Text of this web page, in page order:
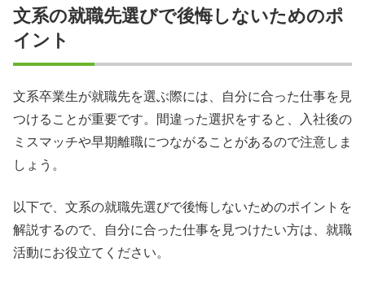
文系の就職先選びで後悔しないためのポ
イント
文系卒業生が就職先を選ぶ際には、自分に合った仕事を見
つけることが重要です。間違った選択をすると、入社後の
ミスマッチや早期離職につながることがあるので注意しま
しょう。
以下で、文系の就職先選びで後悔しないためのポイントを
解説するので、自分に合った仕事を見つけたい方は、就職
活動にお役立てください。